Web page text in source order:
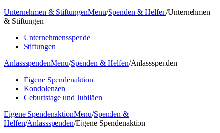
Unternehmen & StiftungenMenu/Spenden & Helfen/Unternehmen
& Stiftungen
Unternehmensspende
Stiftungen
AnlassspendenMenu/Spenden & Helfen/Anlassspenden
Eigene Spendenaktion
Kondolenzen
Geburtstage und Jubiläen
Eigene SpendenaktionMenu/Spenden &
Helfen/Anlassspenden/Eigene Spendenaktion